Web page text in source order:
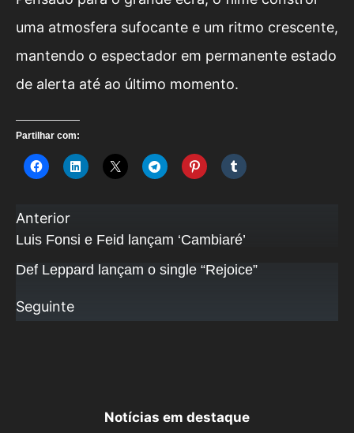
uma atmosfera sufocante e um ritmo crescente,
mantendo o espectador em permanente estado
de alerta até ao último momento.
Partilhar com:
Anterior
Luis Fonsi e Feid lançam ‘Cambiaré’
Def Leppard lançam o single “Rejoice”
Seguinte
Notícias em destaque